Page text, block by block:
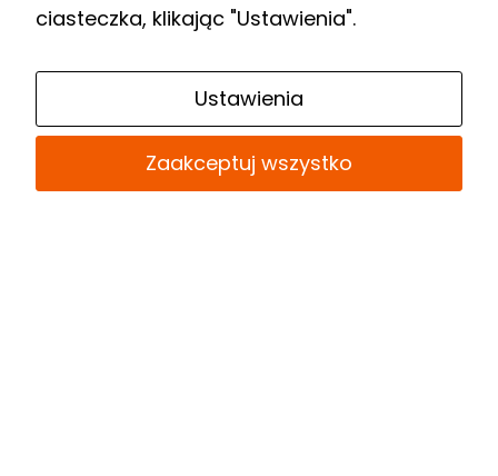
wydawniczych”.
Link
do
Biuletynu
Informacji
ciasteczka, klikając "Ustawienia".
Ustawienia
Zaakceptuj wszystko